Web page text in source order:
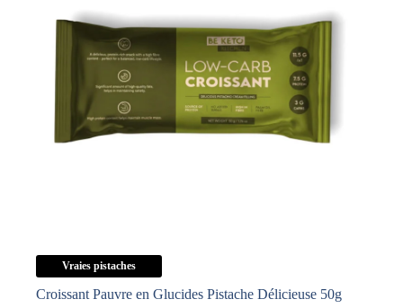
Vraies pistaches
Croissant Pauvre en Glucides Pistache Délicieuse 50g